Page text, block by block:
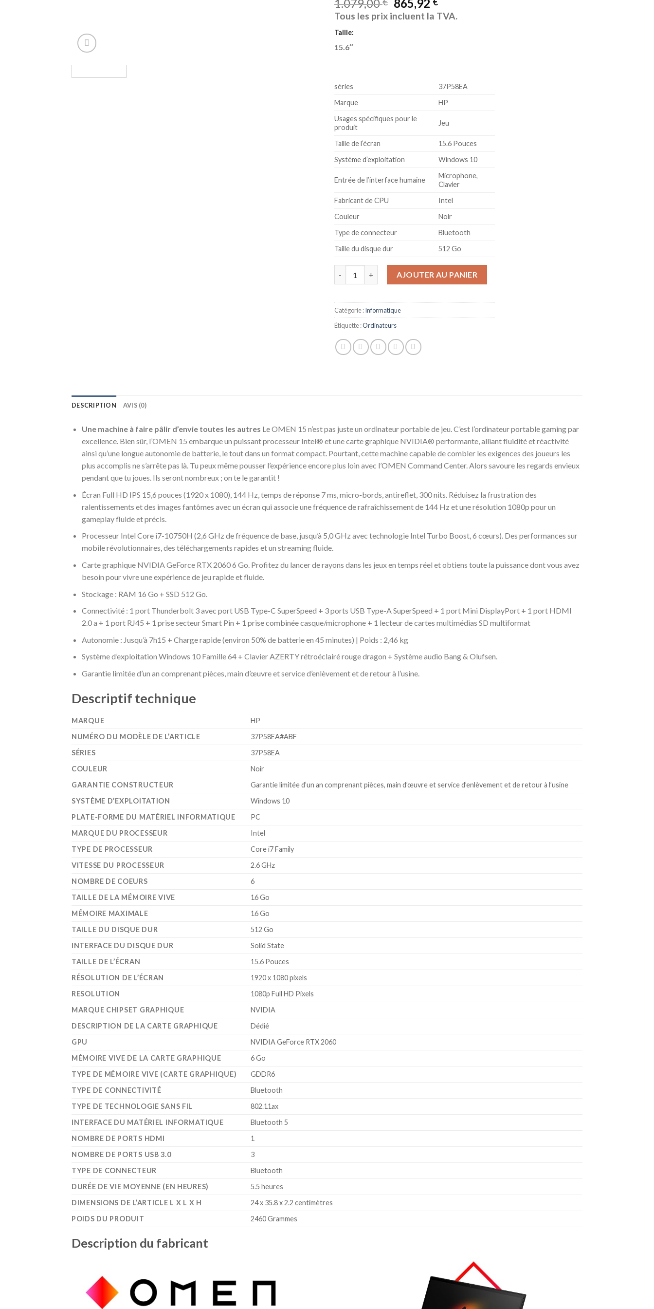
1.079,00 865,92
Tous les prix incluent la TVA.
Taille:
15.6″
séries
37P58EA
Marque
HP
Usages spécifiques pour le
produit
Jeu
Taille de l’écran
15.6 Pouces
Système d’exploitation
Windows 10
Entrée de l’interface humaine
Microphone,
Clavier
Fabricant de CPU
Intel
Couleur
Noir
Type de connecteur
Bluetooth
Taille du disque dur
512 Go
AJOUTER AU PANIER
Catégorie :Informatique
Étiquette :Ordinateurs
DESCRIPTION AVIS (0)
Une machine à faire pâlir d’envie toutes les autres Le OMEN 15 n’est pas juste un ordinateur portable de jeu. C’est l’ordinateur portable gaming par
excellence. Bien sûr, l’OMEN 15 embarque un puissant processeur Intel® et une carte graphique NVIDIA® performante, alliant fluidité et réactivité
ainsi qu’une longue autonomie de batterie, le tout dans un format compact. Pourtant, cette machine capable de combler les exigences des joueurs les
plus accomplis ne s’arrête pas là. Tu peux même pousser l’expérience encore plus loin avec l’OMEN Command Center. Alors savoure les regards envieux
pendant que tu joues. Ils seront nombreux ; on te le garantit !
Écran Full HD IPS 15,6 pouces (1920 x 1080), 144 Hz, temps de réponse 7 ms, micro-bords, antireflet, 300 nits. Réduisez la frustration des
ralentissements et des images fantômes avec un écran qui associe une fréquence de rafraîchissement de 144 Hz et une résolution 1080p pour un
gameplay fluide et précis.
Processeur Intel Core i7-10750H (2,6 GHz de fréquence de base, jusqu’à 5,0 GHz avec technologie Intel Turbo Boost, 6 cœurs). Des performances sur
mobile révolutionnaires, des téléchargements rapides et un streaming fluide.
Carte graphique NVIDIA GeForce RTX 2060 6 Go. Profitez du lancer de rayons dans les jeux en temps réel et obtiens toute la puissance dont vous avez
besoin pour vivre une expérience de jeu rapide et fluide.
Stockage : RAM 16 Go + SSD 512 Go.
Connectivité : 1 port Thunderbolt 3 avec port USB Type-C SuperSpeed + 3 ports USB Type-A SuperSpeed + 1 port Mini DisplayPort + 1 port HDMI
2.0 a + 1 port RJ45 + 1 prise secteur Smart Pin + 1 prise combinée casque/microphone + 1 lecteur de cartes multimédias SD multiformat
Autonomie : Jusqu’à 7h15 + Charge rapide (environ 50% de batterie en 45 minutes) | Poids : 2,46 kg
Système d’exploitation Windows 10 Famille 64 + Clavier AZERTY rétroéclairé rouge dragon + Système audio Bang & Olufsen.
Garantie limitée d’un an comprenant pièces, main d’œuvre et service d’enlèvement et de retour à l’usine.
Descriptif technique
MARQUE
‎HP
NUMÉRO DU MODÈLE DE L’ARTICLE
‎37P58EA#ABF
SÉRIES
‎37P58EA
COULEUR
‎Noir
GARANTIE CONSTRUCTEUR
‎Garantie limitée d’un an comprenant pièces, main d’œuvre et service d’enlèvement et de retour à l’usine
SYSTÈME D’EXPLOITATION
‎Windows 10
PLATE-FORME DU MATÉRIEL INFORMATIQUE
‎PC
MARQUE DU PROCESSEUR
‎Intel
TYPE DE PROCESSEUR
‎Core i7 Family
VITESSE DU PROCESSEUR
‎2.6 GHz
NOMBRE DE COEURS
‎6
TAILLE DE LA MÉMOIRE VIVE
‎16 Go
MÉMOIRE MAXIMALE
‎16 Go
TAILLE DU DISQUE DUR
‎512 Go
INTERFACE DU DISQUE DUR
‎Solid State
TAILLE DE L’ÉCRAN
‎15.6 Pouces
RÉSOLUTION DE L’ÉCRAN
‎1920 x 1080 pixels
RESOLUTION
‎1080p Full HD Pixels
MARQUE CHIPSET GRAPHIQUE
‎NVIDIA
DESCRIPTION DE LA CARTE GRAPHIQUE
‎Dédié
GPU
‎NVIDIA GeForce RTX 2060
MÉMOIRE VIVE DE LA CARTE GRAPHIQUE
‎6 Go
TYPE DE MÉMOIRE VIVE (CARTE GRAPHIQUE)
‎GDDR6
TYPE DE CONNECTIVITÉ
‎Bluetooth
TYPE DE TECHNOLOGIE SANS FIL
‎802.11ax
INTERFACE DU MATÉRIEL INFORMATIQUE
‎Bluetooth 5
NOMBRE DE PORTS HDMI
‎1
NOMBRE DE PORTS USB 3.0
‎3
TYPE DE CONNECTEUR
‎Bluetooth
DURÉE DE VIE MOYENNE (EN HEURES)
‎5.5 heures
DIMENSIONS DE L’ARTICLE L X L X H
‎24 x 35.8 x 2.2 centimètres
POIDS DU PRODUIT
‎2460 Grammes
Description du fabricant